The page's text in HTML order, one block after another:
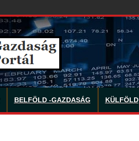
BELFÖLD -GAZDASÁG KÜLFÖLD